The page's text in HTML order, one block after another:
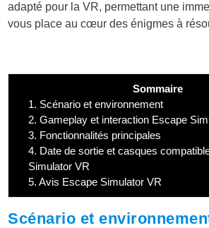
adapté pour la VR, permettant une
vous place au cœur des énigmes à
Sommaire
1. Scénario et environnement
2. Gameplay et interaction Escape
3. Fonctionnalités principales
4. Date de sortie et casques
Simulator VR
5. Avis Escape Simulator VR
Scénario et